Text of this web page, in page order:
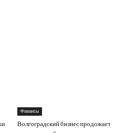
Финансы
Волгоградский бизнес продожает